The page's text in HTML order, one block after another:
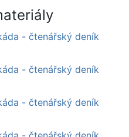
- čtenářský deník
- čtenářský deník
- čtenářský deník